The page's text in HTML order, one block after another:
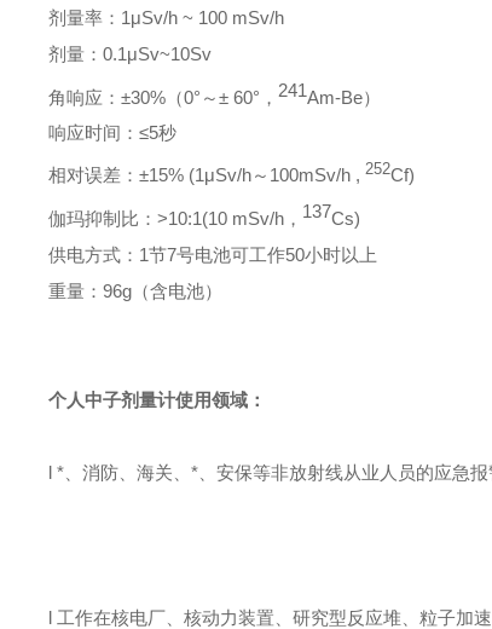
剂量率： 1μSv/h ~ 100 mSv/h
剂量：0.1μSv~10Sv
角响应：±30% （0° ～± 60° ，241Am-Be）
响应时间：≤5秒
相对误差：±15% (1μSv/h～ 100mSv/h ,252Cf)
伽玛抑制比：>10:1(10 mSv/h ， 137Cs)
供电方式： 1节7号电池可工作50小时以上
重量：96g （含电池）
个人中子剂量计使用领域：
l*、消防、海关、*、安保等非放射线从业人员的应急
l 工作在核电厂、核动力装置、研究型反应堆、粒子加